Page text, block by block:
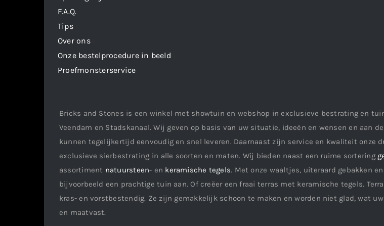
F.A.Q.
Tips
Over ons
Onze bestelprocedure in beeld
Proefmonsterservice
Bricks and Stones is een winkel met showtuin en webshop in exclusieve bestrating en
Veendam en Stadskanaal. Wij geven op basis van uw situatie, ideeën en wensen en aan
kunnen tegelijkertijd eenvoudig en snel leveren. Daarnaast zijn service en kwaliteit onze
exclusieve sierbestrating in alle soorten en maten. Wij bieden naast een ruime sortering
assortiment natuursteen- en keramische tegels. Met onze waaltjes, uiteraard gebakken
bijvoorbeeld een prachtige tuin aan. Of creëer een fraai terras met keramische tegels.
kras- en vorstbestendig. Ze zijn gemakkelijk schoon te maken en worden niet glad, wat
en maatvast.